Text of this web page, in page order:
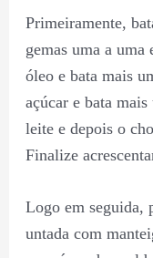
Primeiramente,
gemas uma a
óleo e bata mais
açúcar e bata
leite e depois o
Finalize
Logo em seguida,
untada com